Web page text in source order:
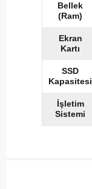
Bellek
(Ram)
Ekran
Kartı
SSD
Kapasitesi
İşletim
Sistemi